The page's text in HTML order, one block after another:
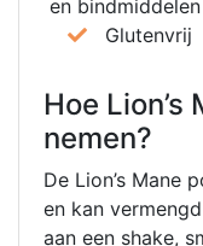
en bindmiddelen
Glutenvrij
Hoe
nemen?
De Lion’s Mane
en kan
aan een shake,